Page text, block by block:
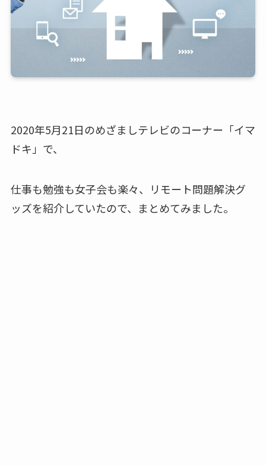
2020年5月21日のめざましテレビのコーナー「イマ
ドキ」で、
仕事も勉強も女子会も楽々、リモート問題解決グ
ッズを紹介していたので、まとめてみました。